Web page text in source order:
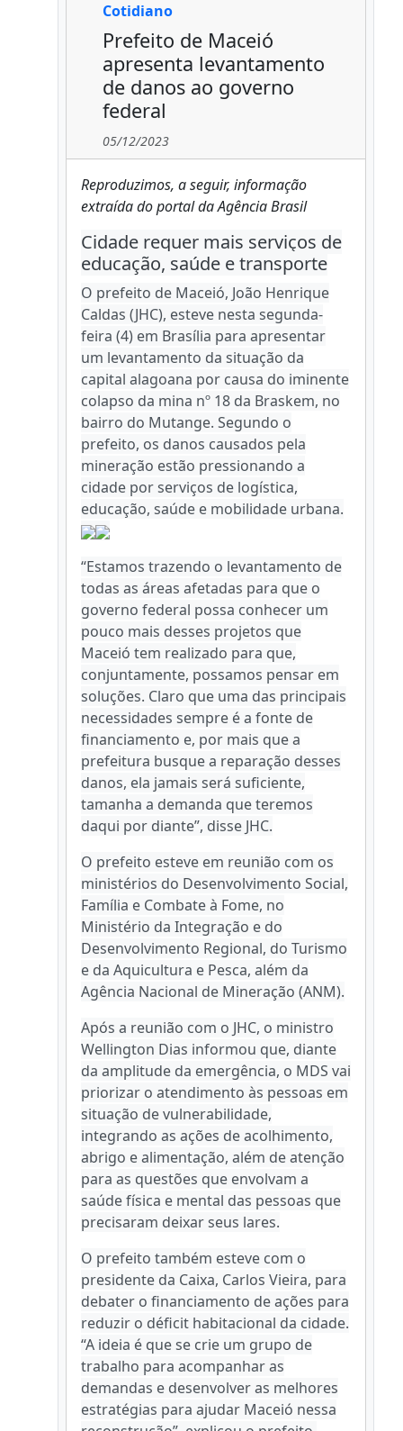
Cotidiano
Prefeito de Maceió
apresenta levantamento
de danos ao governo
federal
05/12/2023
Reproduzimos, a seguir, informação
extraída do portal da Agência Brasil
Cidade requer mais serviços de
educação, saúde e transporte
O prefeito de Maceió, João Henrique
Caldas (JHC), esteve nesta segunda-
feira (4) em Brasília para apresentar
um levantamento da situação da
capital alagoana por causa do iminente
colapso da mina nº 18 da Braskem, no
bairro do Mutange. Segundo o
prefeito, os danos causados pela
mineração estão pressionando a
cidade por serviços de logística,
educação, saúde e mobilidade urbana.
“Estamos trazendo o levantamento de
todas as áreas afetadas para que o
governo federal possa conhecer um
pouco mais desses projetos que
Maceió tem realizado para que,
conjuntamente, possamos pensar em
soluções. Claro que uma das principais
necessidades sempre é a fonte de
financiamento e, por mais que a
prefeitura busque a reparação desses
danos, ela jamais será suficiente,
tamanha a demanda que teremos
daqui por diante”, disse JHC.
O prefeito esteve em reunião com os
ministérios do Desenvolvimento Social,
Família e Combate à Fome, no
Ministério da Integração e do
Desenvolvimento Regional, do Turismo
e da Aquicultura e Pesca, além da
Agência Nacional de Mineração (ANM).
Após a reunião com o JHC, o ministro
Wellington Dias informou que, diante
da amplitude da emergência, o MDS vai
priorizar o atendimento às pessoas em
situação de vulnerabilidade,
integrando as ações de acolhimento,
abrigo e alimentação, além de atenção
para as questões que envolvam a
saúde física e mental das pessoas que
precisaram deixar seus lares.
O prefeito também esteve com o
presidente da Caixa, Carlos Vieira, para
debater o financiamento de ações para
reduzir o déficit habitacional da cidade.
“A ideia é que se crie um grupo de
trabalho para acompanhar as
demandas e desenvolver as melhores
estratégias para ajudar Maceió nessa